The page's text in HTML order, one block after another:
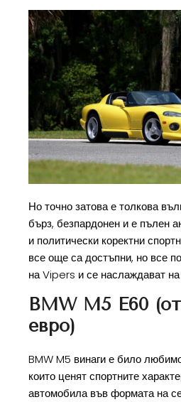
Но точно затова е толкова
бърз, безпардонен и е пълен
и политически коректни
все още са достъпни, но все
на Vipers и се наслаждават
BMW M5 E60
евро)
BMW M5 винаги е било
които ценят спортните
автомобила във формата на